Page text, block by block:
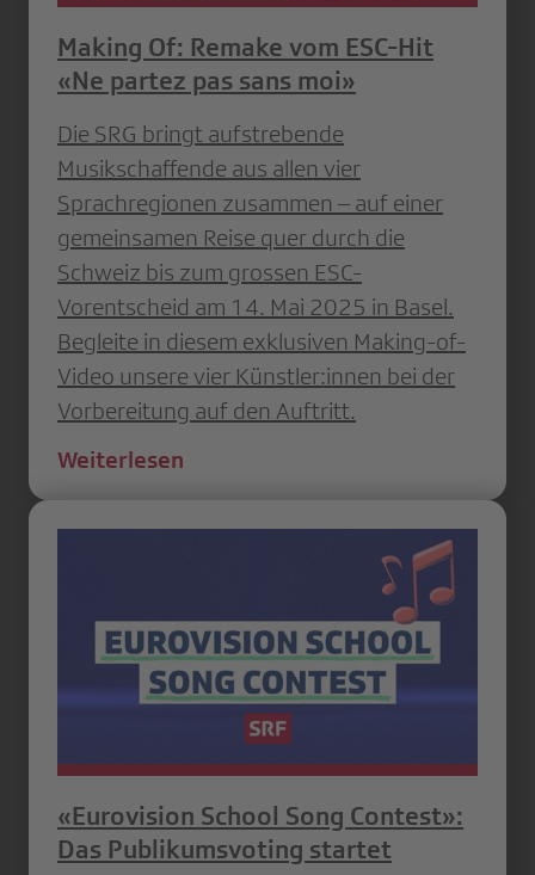
Making Of: Remake vom ESC-Hit
«Ne partez pas sans moi»
Die SRG bringt aufstrebende
Musikschaffende aus allen vier
Sprachregionen zusammen – auf einer
gemeinsamen Reise quer durch die
Schweiz bis zum grossen ESC-
Vorentscheid am 14. Mai 2025 in Basel.
Begleite in diesem exklusiven Making-of-
Video unsere vier Künstler:innen bei der
Vorbereitung auf den Auftritt.
Weiterlesen
«Eurovision School Song Contest»:
Das Publikumsvoting startet